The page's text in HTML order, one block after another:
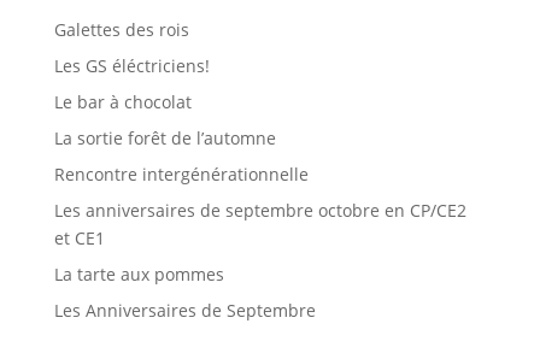
Galettes des rois
Les GS éléctriciens!
Le bar à chocolat
La sortie forêt de l’automne
Rencontre intergénérationnelle
Les anniversaires de septembre octobre en CP/CE2
et CE1
La tarte aux pommes
Les Anniversaires de Septembre